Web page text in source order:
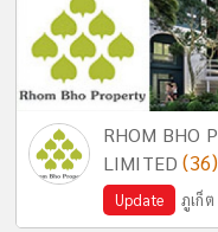
RHOM BHO
LIMITED(36)
Update ภูเก็